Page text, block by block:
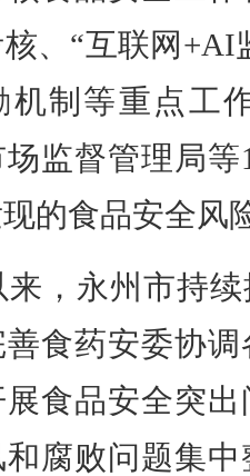
、“互联网+AI
机制等重点工
监督管理局
的食品安全风
来，永州市持
食药安委协
食品安全突
腐败问题集